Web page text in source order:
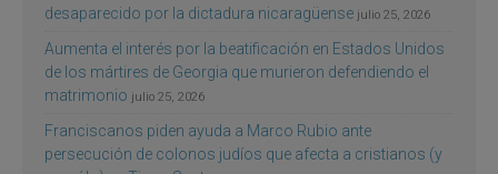
desaparecido por la dictadura nicaragüense julio 25, 2026
Aumenta el interés por la beatificación en Estados Unidos
de los mártires de Georgia que murieron defendiendo el
matrimonio julio 25, 2026
Franciscanos piden ayuda a Marco Rubio ante
persecución de colonos judíos que afecta a cristianos (y